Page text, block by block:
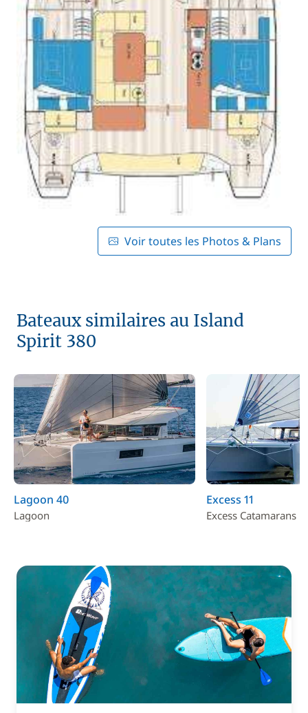
Voir toutes les Photos & Plans
Bateaux similaires au Island
Spirit 380
Lagoon 40
Lagoon
Excess 11
Excess Catamarans